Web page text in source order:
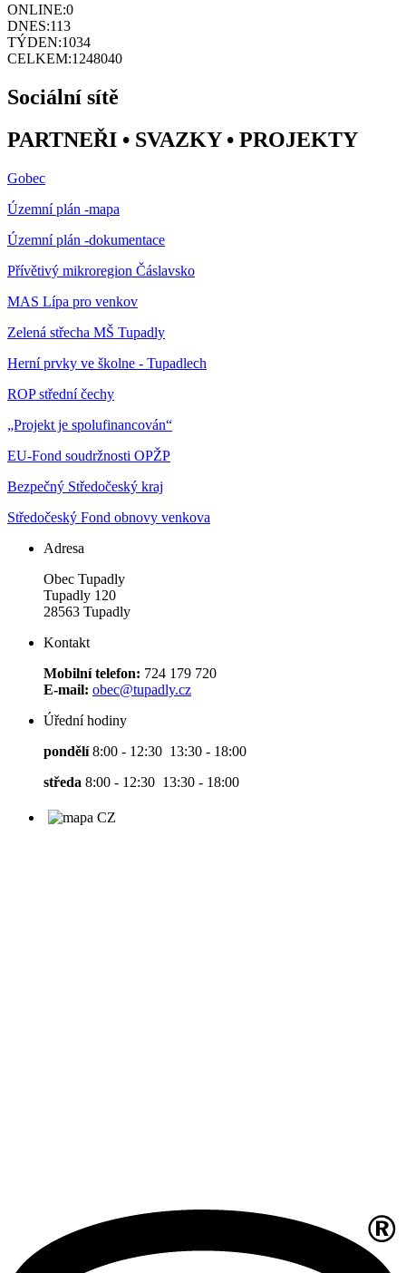
ONLINE:0
DNES:113
TÝDEN:1034
CELKEM:1248040
Sociální sítě
PARTNEŘI • SVAZKY • PROJEKTY
Gobec
Územní plán -mapa
Územní plán -dokumentace
Přívětivý mikroregion Čáslavsko
MAS Lípa pro venkov
Zelená střecha MŠ Tupadly
Herní prvky ve školne - Tupadlech
ROP střední čechy
„Projekt je spolufinancován“
EU-Fond soudržnosti OPŽP
Bezpečný Středočeský kraj
Středočeský Fond obnovy venkova
Adresa
Obec Tupadly
Tupadly 120
28563 Tupadly
Kontakt
Mobilní telefon: 724 179 720
E-mail: obec@tupadly.cz
Úřední hodiny
pondělí8:00 - 12:30 13:30 - 18:00
středa 8:00 - 12:30 13:30 - 18:00